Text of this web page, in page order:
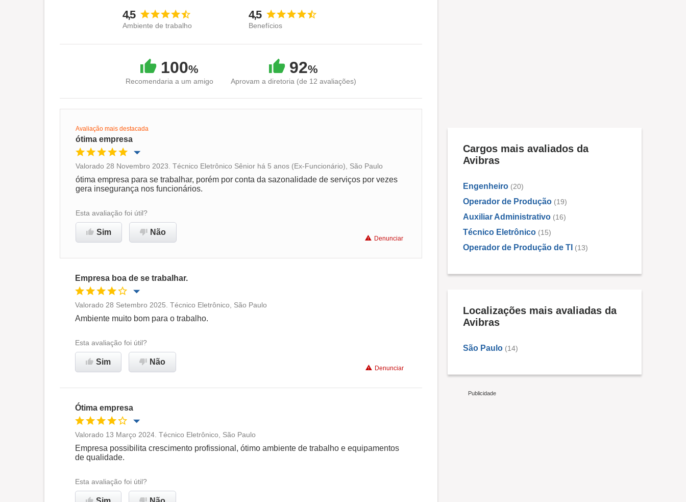
4,5
Ambiente de trabalho
4,5
Benefícios
100%
Recomendaria a um amigo
92%
Aprovam a diretoria (de 12 avaliações)
Avaliação mais destacada
ótima empresa
Oportunidade de promoção Conciliação com a vida familiar
Recomenda esta empresa
Valorado 28 Novembro 2023. Técnico Eletrônico Sênior há 5 anos (Ex-Funcionário), São Paulo
ótima empresa para se trabalhar, porém por conta da sazonalidade de serviços por vezes
gera insegurança nos funcionários.
Esta avaliação foi útil?
Sim Não
Denunciar
Empresa boa de se trabalhar.
Oportunidade de promoção
Ambiente de trabalho
Recomenda esta empresa
Valorado 28 Setembro 2025. Técnico Eletrônico, São Paulo
Ambiente muito bom para o trabalho.
Esta avaliação foi útil?
Sim Não
Denunciar
Ótima empresa
Oportunidade de promoção Conciliação com a vida familiar
Recomenda esta empresa
Valorado 13 Março 2024. Técnico Eletrônico, São Paulo
Empresa possibilita crescimento profissional, ótimo ambiente de trabalho e equipamentos
de qualidade.
Esta avaliação foi útil?
Cargos mais avaliados da
Avibras
Engenheiro (20)
Operador de Produção (19)
Auxiliar Administrativo (16)
Técnico Eletrônico (15)
Operador de Produção de TI (13)
Localizações mais avaliadas da
Avibras
São Paulo (14)